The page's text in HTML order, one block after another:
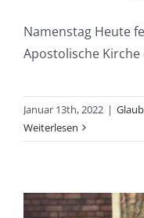
Namenstag Heute
Apostolische Kirche
Januar 13th, 2022 |
Weiterlesen